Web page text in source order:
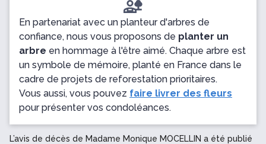
En partenariat avec un planteur d'arbres de
confiance, nous vous proposons de planter un
arbre en hommage à l'être aimé. Chaque arbre est
un symbole de mémoire, planté en France dans le
cadre de projets de reforestation prioritaires.
Vous aussi, vous pouvez faire livrer des fleurs
pour présenter vos condoléances.
L’avis de décès de Madame Monique MOCELLIN a été publié